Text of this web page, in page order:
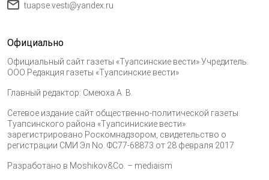
tuapse.vesti@yandex.ru
Официально
Официальный сайт газеты «Туапсинские вести» Учредитель:
ООО Редакция газеты «Туапсинские вести»
Главный редактор: Смеюха А. В.
Сетевое издание сайт общественно-политической газеты
Туапсинского района «Туапсиниские вести»
зарегистрировано Роскомнадзором, свидетельство о
регистрации СМИ Эл No. ФС77-68873 от 28 февраля 2017
Разработано в Moshikov&Co. – mediaism